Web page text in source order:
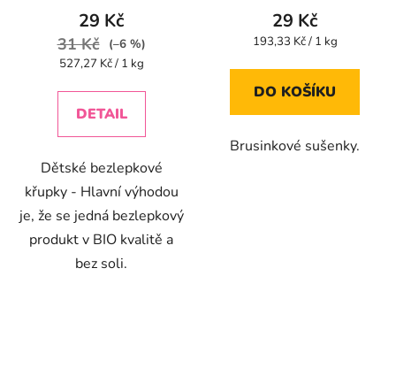
produktu
je
5,0
5
29 Kč
31 Kč
(–6 %)
Měrná
527,27 Kč / 1 kg
DETAIL
Dětské bezlepkové
křupky - Hlavní výhodou
je, že se jedná bezlepkový
produkt v BIO kvalitě a
bez soli.
produktu
je
z
29 Kč
Měrná
193,33 Kč / 1 kg
DO KOŠÍKU
Brusinkové sušenky.